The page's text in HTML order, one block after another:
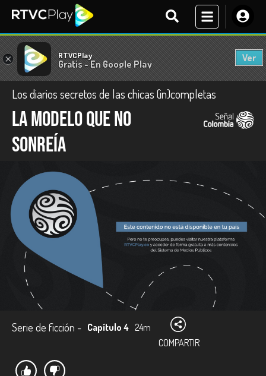
× RTVCPlay
Gratis - En Google Play
Ver
Los diarios secretos de las chicas (in)completas
La modelo que no
sonreía
Serie de ficción - Capítulo 4 24m
COMPARTIR